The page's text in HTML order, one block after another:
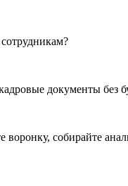
документы без
воронку, собирайте